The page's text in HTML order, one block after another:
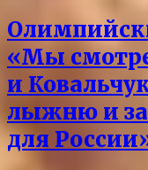
«Мы
и
лыжню и
для